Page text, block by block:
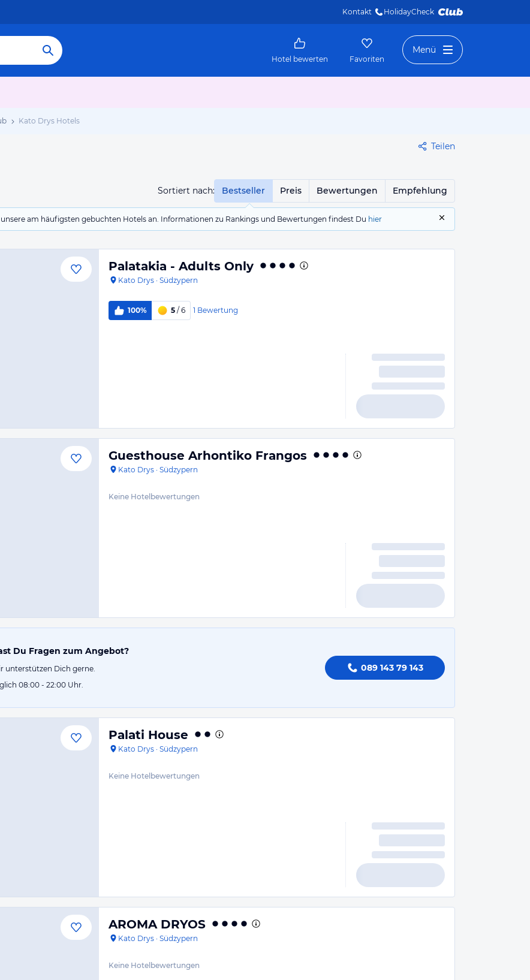
Kontakt HolidayCheck
Hotel bewerten Favoriten
Menü
Kato Drys Hotels
Teilen
Sortiert nach: Bestseller Preis Bewertungen Empfehlung
am häufigsten gebuchten Hotels an. Informationen zu Rankings und Bewertungen findest Du hier
Palatakia - Adults Only
Kato Drys · Südzypern
100% 5 / 6 1 Bewertung
Guesthouse Arhontiko Frangos
Kato Drys · Südzypern
Keine Hotelbewertungen
Du Fragen zum Angebot?
unterstützen Dich gerne.
08:00 - 22:00 Uhr.
089 143 79 143
Palati House
Kato Drys · Südzypern
Keine Hotelbewertungen
AROMA DRYOS
Kato Drys · Südzypern
Keine Hotelbewertungen